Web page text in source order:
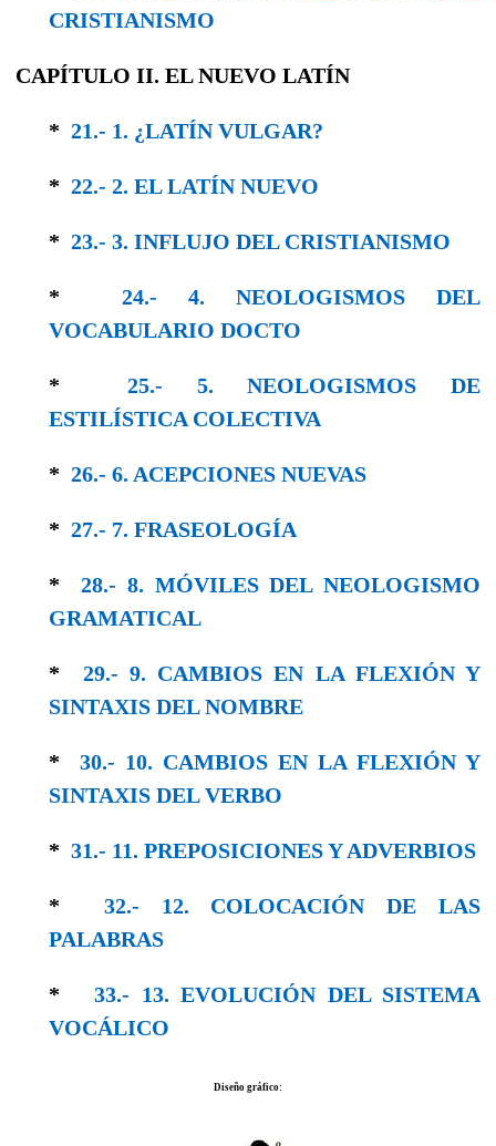
CRISTIANISMO
CAPÍTULO II. EL NUEVO LATÍN
* 21.- 1. ¿LATÍN VULGAR?
* 22.- 2. EL LATÍN NUEVO
* 23.- 3. INFLUJO DEL CRISTIANISMO
* 24.- 4. NEOLOGISMOS DEL
VOCABULARIO DOCTO
*25.- 5. NEOLOGISMOS DE
ESTILÍSTICA COLEC­TIVA
* 26.- 6. ACEPCIONES NUEVAS
* 27.- 7. FRASEOLOGÍA
*28.- 8. MÓVILES DEL NEOLOGISMO
GRAMA­TICAL
* 29.- 9. CAMBIOS EN LA FLEXIÓN Y
SINTAXIS DEL NOMBRE
* 30.- 10. CAMBIOS EN LA FLEXIÓN Y
SIN­TAXIS DEL VERBO
* 31.- 11. PREPOSICIONES Y ADVERBIOS
* 32.- 12. COLOCACIÓN DE LAS
PALABRAS
*33.- 13. EVOLUCIÓN DEL SISTEMA
VOCÁLICO
Diseño gráfico: